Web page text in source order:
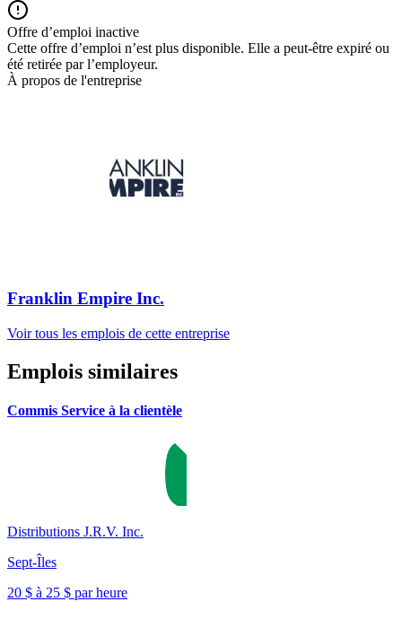
Offre d’emploi inactive
Cette offre d’emploi n’est plus disponible. Elle a peut-être expiré ou
été retirée par l’employeur.
À propos de l'entreprise
Franklin Empire Inc.
Voir tous les emplois de cette entreprise
Emplois similaires
Commis Service à la clientèle
Distributions J.R.V. Inc.
Sept-Îles
20 $ à 25 $ par heure